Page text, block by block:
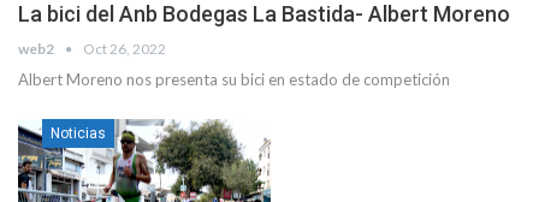
La bici del Anb Bodegas La Bastida- Albert Moreno
web2 Oct 26, 2022
Albert Moreno nos presenta su bici en estado de competición
Noticias